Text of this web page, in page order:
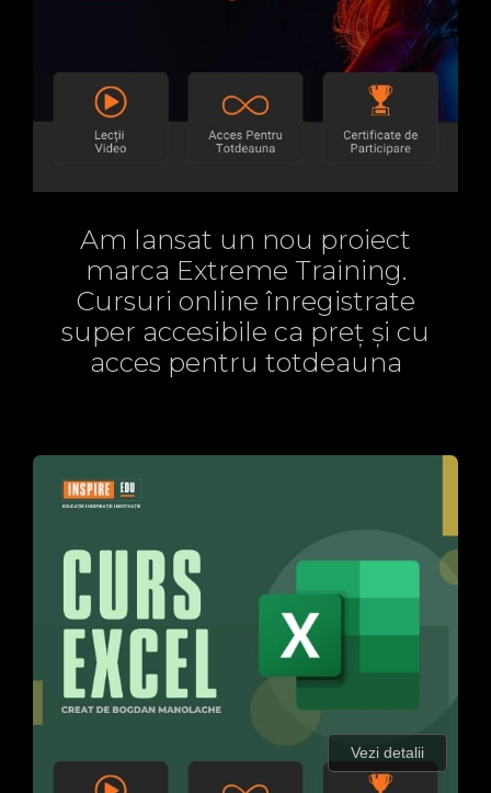
Am lansat un nou proiect
marca Extreme Training.
Cursuri online înregistrate
super accesibile ca preț și cu
acces pentru totdeauna
Vezi detalii